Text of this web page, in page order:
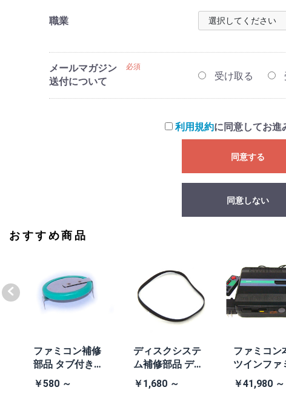
職業
メールマガジン
送付について
必須
受け取る
利用規約に同意してお進
同意する
同意しない
おすすめ商品
ファミコン補修
部品 タブ付きコ
イン電池(CR203
2)
￥580 ～
ディスクシステ
ム補修部品 ディ
スクシステム用
交換ベルト
￥1,680 ～
ファミコン
ツインファ
ン本体
B 黒・連射
￥41,980 ～